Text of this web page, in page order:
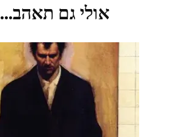
אולי גם תאהב...